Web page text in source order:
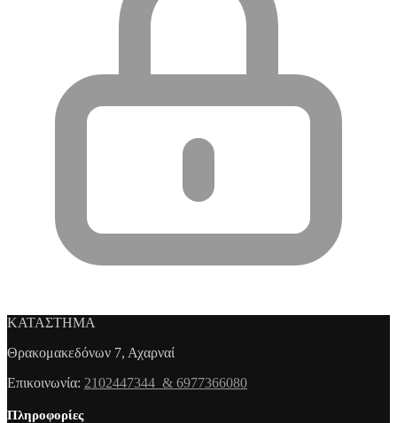
ΚΑΤΑΣΤΗΜΑ
Θρακομακεδόνων 7, Αχαρναί
Επικοινωνία: 2102447344 & 6977366080
Πληροφορίες